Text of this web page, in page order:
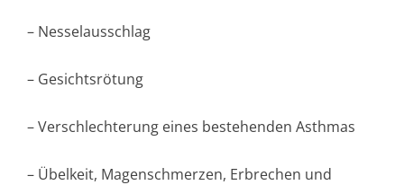
– Nesselausschlag
– Gesichtsrötung
– Verschlechterung eines bestehenden Asthmas
– Übelkeit, Magenschmerzen, Erbrechen und